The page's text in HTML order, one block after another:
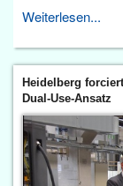
Weiterlesen...
Heidelberg forciert
Dual-Use-Ansatz